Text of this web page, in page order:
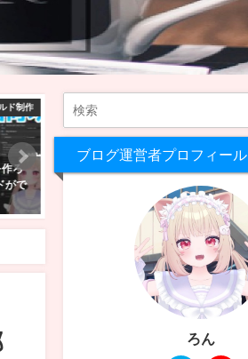
ド紹介
数で
！！
始めたら行ってほしい日本人と会
ブログ運営者プロフィール
ろん